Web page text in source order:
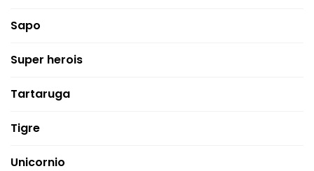
Sapo
Super herois
Tartaruga
Tigre
Unicornio